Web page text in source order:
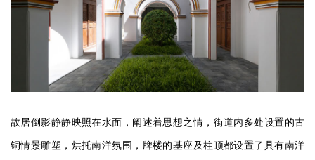
故居倒影静静映照在水面，阐述着思想之情，街道内多处设置的古
铜情景雕塑，烘托南洋氛围，牌楼的基座及柱顶都设置了具有南洋